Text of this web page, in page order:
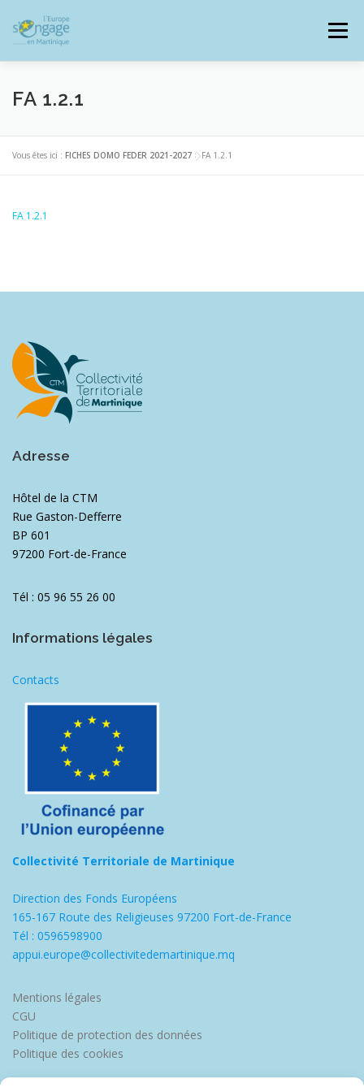
contenu
Menu
PROGRAMMES J’AI UN PROJET
JE SUIS BÉNÉFICIAIRE
FA 1.2.1
Vous êtes ici : FICHES DOMO FEDER 2021-2027 >FA 1.2.1
FA 1.2.1
Adresse
Hôtel de la CTM
Rue Gaston-Defferre
BP 601
97200 Fort-de-France
Tél : 05 96 55 26 00
Informations légales
Contacts
Collectivité Territoriale de Martinique
Direction des Fonds Européens
165-167 Route des Religieuses 97200 Fort-de-France
Tél : 0596598900
appui.europe@collectivitedemartinique.mq
Mentions légales
CGU
Politique de protection des données
Politique des cookies